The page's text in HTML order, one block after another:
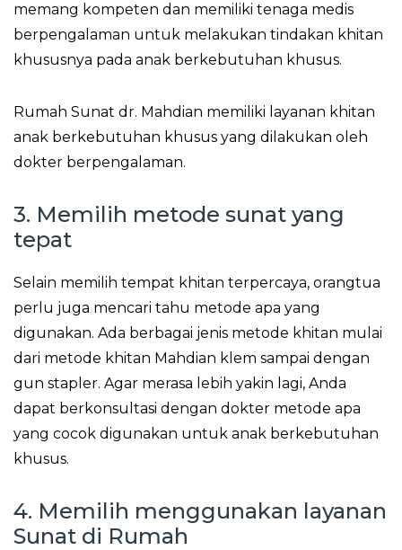
memang kompeten dan memiliki tenaga medis
berpengalaman untuk melakukan tindakan khitan
khususnya pada anak berkebutuhan khusus.
Rumah Sunat dr. Mahdian memiliki layanan khitan
anak berkebutuhan khusus yang dilakukan oleh
dokter berpengalaman.
3. Memilih metode sunat yang
tepat
Selain memilih tempat khitan terpercaya, orangtua
perlu juga mencari tahu metode apa yang
digunakan. Ada berbagai jenis metode khitan mulai
dari metode khitan Mahdian klem sampai dengan
gun stapler. Agar merasa lebih yakin lagi, Anda
dapat berkonsultasi dengan dokter metode apa
yang cocok digunakan untuk anak berkebutuhan
khusus.
4. Memilih menggunakan layanan
Sunat di Rumah